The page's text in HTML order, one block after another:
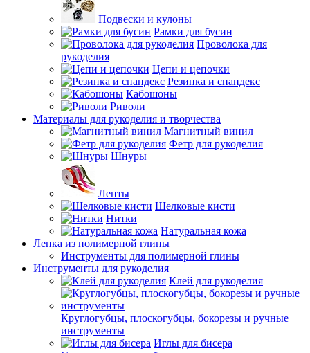
Подвески и кулоны
Рамки для бусин
Проволока для
рукоделия
Цепи и цепочки
Резинка и спандекс
Кабошоны
Риволи
Материалы для рукоделия и творчества
Магнитный винил
Фетр для рукоделия
Шнуры
Ленты
Шелковые кисти
Нитки
Натуральная кожа
Лепка из полимерной глины
Инструменты для полимерной глины
Инструменты для рукоделия
Клей для рукоделия
Круглогубцы, плоскогубцы, бокорезы и ручные
инструменты
Иглы для бисера